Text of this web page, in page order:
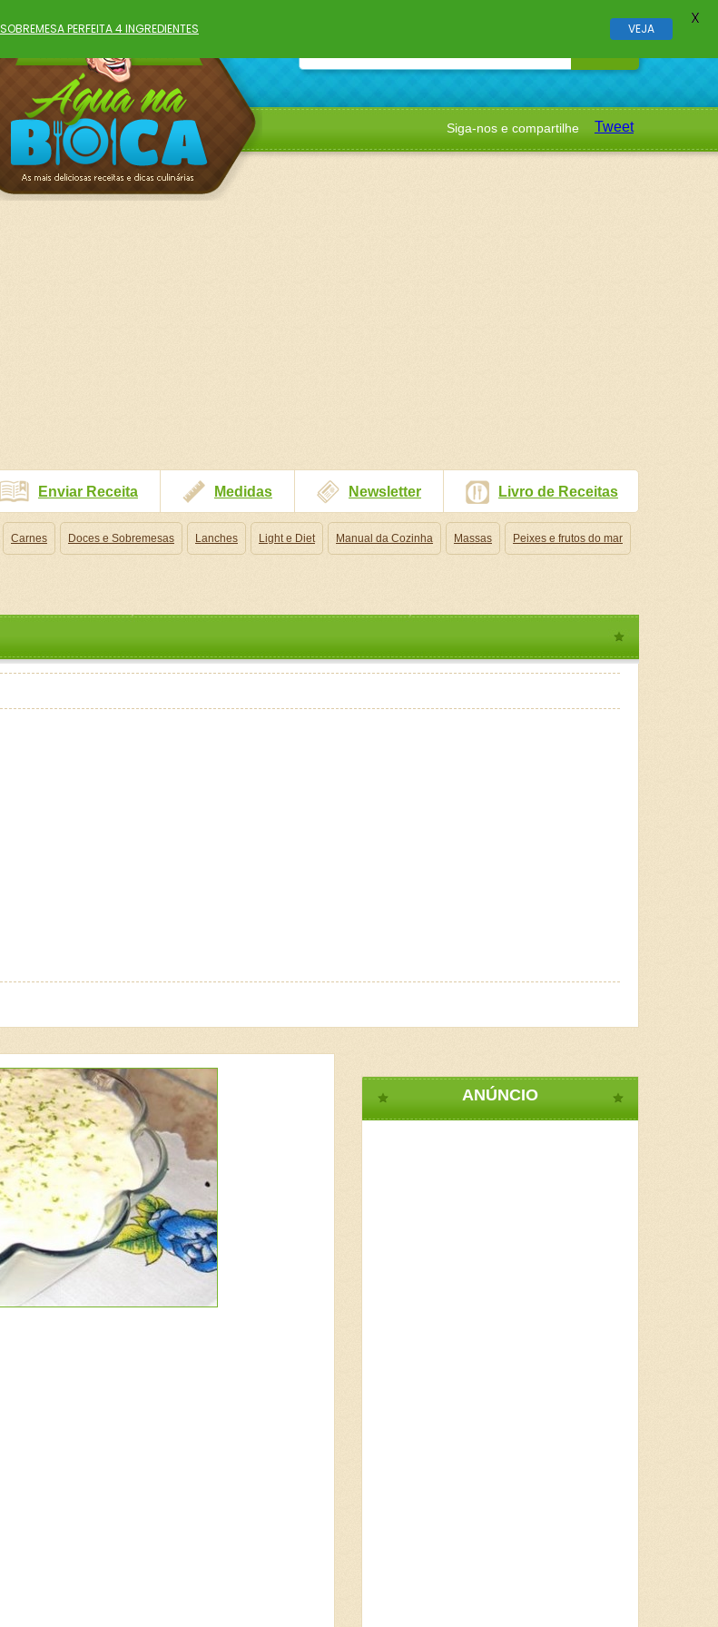
Siga-nos e compartilhe Tweet
Enviar Receita Medidas Newsletter Livro de Receitas
Carnes Doces e Sobremesas Lanches Light e Diet Manual da Cozinha Massas Peixes e frutos do mar
ANÚNCIO
SOBREMESA PERFEITA 4 INGREDIENTES VEJA
X